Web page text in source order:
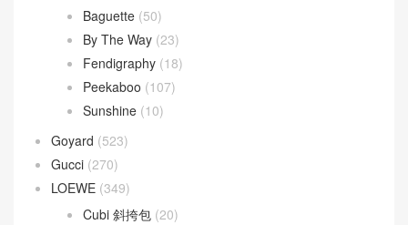
Baguette (50)
By The Way (23)
Fendigraphy (18)
Peekaboo (107)
Sunshine (10)
Goyard (523)
Gucci (270)
LOEWE (349)
Cubi 斜挎包 (20)